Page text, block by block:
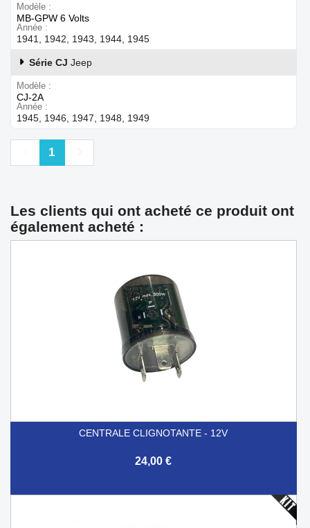
Modèle
MB-GPW 6 Volts
Année
1941, 1942, 1943, 1944, 1945
Série CJ Jeep
Modèle
CJ-2A
Année
1945, 1946, 1947, 1948, 1949
Précédent
1
Les clients qui ont acheté ce produit ont
également acheté :
CENTRALE CLIGNOTANTE - 12V
24,00 €